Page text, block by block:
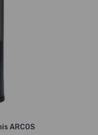
ARCOS